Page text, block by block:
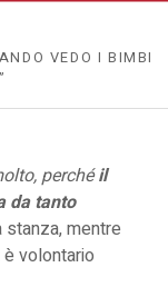
VEDO I BIMBI
perchéil
da tanto
stanza, mentre
volontario